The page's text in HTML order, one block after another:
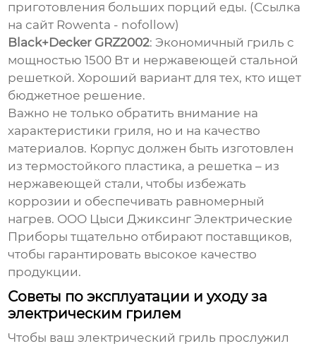
приготовления больших порций еды. (Ссылка
на сайт Rowenta - nofollow)
Black+Decker GRZ2002: Экономичный гриль с
мощностью 1500 Вт и нержавеющей стальной
решеткой. Хороший вариант для тех, кто ищет
бюджетное решение.
Важно не только обратить внимание на
характеристики гриля, но и на качество
материалов. Корпус должен быть изготовлен
из термостойкого пластика, а решетка – из
нержавеющей стали, чтобы избежать
коррозии и обеспечивать равномерный
нагрев. ООО Цыси Джиксинг Электрические
Приборы тщательно отбирают поставщиков,
чтобы гарантировать высокое качество
продукции.
Советы по эксплуатации и уходу за
электрическим грилем
Чтобы ваш электрический гриль прослужил